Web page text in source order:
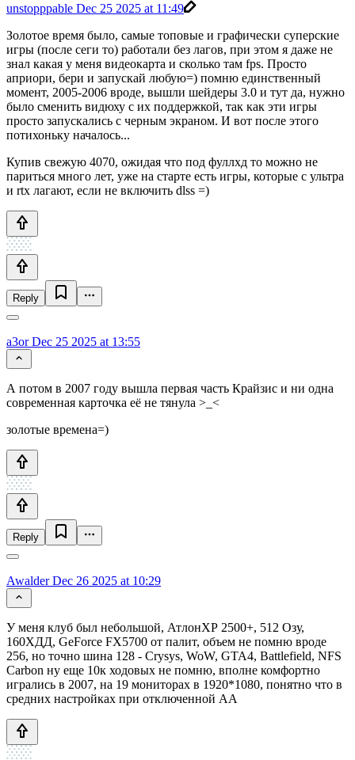
unstopppable Dec 25 2025 at 11:49
Золотое время было, самые топовые и графически суперские
игры (после сеги то) работали без лагов, при этом я даже не
знал какая у меня видеокарта и сколько там fps. Просто
априори, бери и запускай любую=) помню единственный
момент, 2005-2006 вроде, вышли шейдеры 3.0 и тут да, нужно
было сменить видюху с их поддержкой, так как эти игры
просто запускались с черным экраном. И вот после этого
потихоньку началось...
Купив свежую 4070, ожидая что под фуллхд то можно не
париться много лет, уже на старте есть игры, которые с ультра
и rtx лагают, если не включить dlss =)
Reply
a3orDec 25 2025 at 13:55
А потом в 2007 году вышла первая часть Крайзис и ни одна
современная карточка её не тянула >_<
золотые времена=)
Reply
AwalderDec 26 2025 at 10:29
У меня клуб был небольшой, АтлонХР 2500+, 512 Озу,
160ХДД, GeForce FX5700 от палит, объем не помню вроде
256, но точно шина 128 - Crysys, WoW, GTA4, Battlefield, NFS
Carbon ну еще 10к ходовых не помню, вполне комфортно
игрались в 2007, на 19 мониторах в 1920*1080, понятно что в
средних настройках при отключенной АА